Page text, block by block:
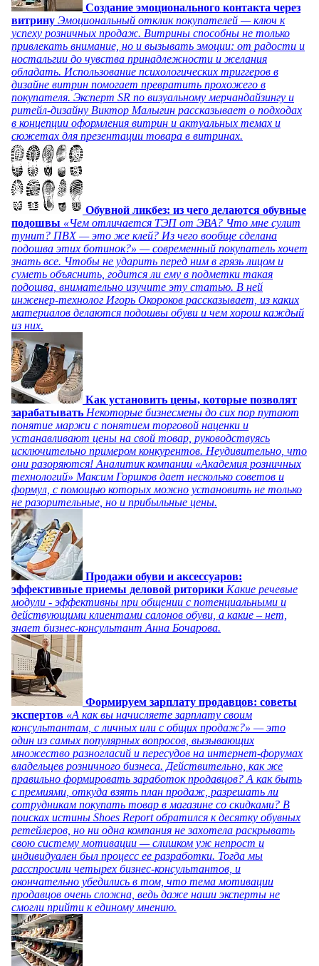
Создание эмоционального контакта через
витрину Эмоциональный отклик покупателей — ключ к
успеху розничных продаж. Витрины способны не только
привлекать внимание, но и вызывать эмоции: от радости и
ностальгии до чувства принадлежности и желания
обладать. Использование психологических триггеров в
дизайне витрин помогает превратить прохожего в
покупателя. Эксперт SR по визуальному мерчандайзингу и
ритейл-дизайну Виктор Малыгин рассказывает о подходах
в концепции оформления витрин и актуальных темах и
сюжетах для презентации товара в витринах.
Обувной ликбез: из чего делаются обувные
подошвы «Чем отличается ТЭП от ЭВА? Что мне сулит
тунит? ПВХ — это же клей? Из чего вообще сделана
подошва этих ботинок?» — современный покупатель хочет
знать все. Чтобы не ударить перед ним в грязь лицом и
суметь объяснить, годится ли ему в подметки такая
подошва, внимательно изучите эту статью. В ней
инженер-технолог Игорь Окороков рассказывает, из каких
материалов делаются подошвы обуви и чем хорош каждый
из них.
Как установить цены, которые позволят
зарабатывать Некоторые бизнесмены до сих пор путают
понятие маржи с понятием торговой наценки и
устанавливают цены на свой товар, руководствуясь
исключительно примером конкурентов. Неудивительно, что
они разоряются! Аналитик компании «Академия розничных
технологий» Максим Горшков дает несколько советов и
формул, с помощью которых можно установить не только
не разорительные, но и прибыльные цены.
Продажи обуви и аксессуаров:
эффективные приемы деловой риторики Какие речевые
модули - эффективны при общении с потенциальными и
действующими клиентами салонов обуви, а какие – нет,
знает бизнес-консультант Анна Бочарова.
Формируем зарплату продавцов: советы
экспертов «А как вы начисляете зарплату своим
консультантам, с личных или с общих продаж?» — это
один из самых популярных вопросов, вызывающих
множество разногласий и пересудов на интернет-форумах
владельцев розничного бизнеса. Действительно, как же
правильно формировать заработок продавцов? А как быть
с премиями, откуда взять план продаж, разрешать ли
сотрудникам покупать товар в магазине со скидками? В
поисках истины Shoes Report обратился к десятку обувных
ретейлеров, но ни одна компания не захотела раскрывать
свою систему мотивации — слишком уж непрост и
индивидуален был процесс ее разработки. Тогда мы
расспросили четырех бизнес-консультантов, и
окончательно убедились в том, что тема мотивации
продавцов очень сложна, ведь даже наши эксперты не
смогли прийти к единому мнению.